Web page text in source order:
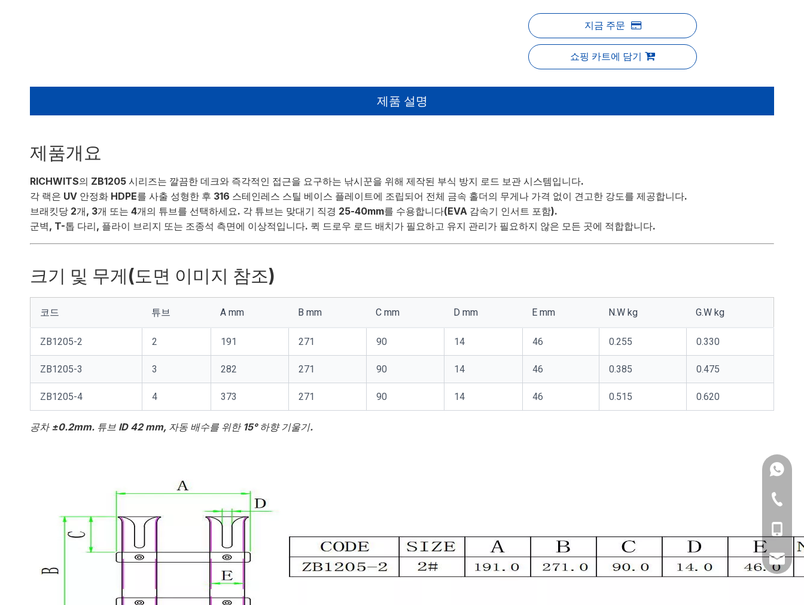
지금 주문
쇼핑 카트에 담기
제품 설명
제품개요
RICHWITS의 ZB1205 시리즈는 깔끔한 데크와 즉각적인 접근을 요구하는 낚시꾼을 위해 제작된 부식 방지 로드 보관 시스템입니다.
각 랙은 UV 안정화 HDPE를 사출 성형한 후 316 스테인레스 스틸 베이스 플레이트에 조립되어 전체 금속 홀더의 무게나 가격 없이 견고한 강도를 제공합니다.
브래킷당 2개, 3개 또는 4개의 튜브를 선택하세요. 각 튜브는 맞대기 직경 25-40mm를 수용합니다(EVA 감속기 인서트 포함).
군벽, T-톱 다리, 플라이 브리지 또는 조종석 측면에 이상적입니다. 퀵 드로우 로드 배치가 필요하고 유지 관리가 필요하지 않은 모든 곳에 적합합니다.
크기 및 무게(도면 이미지 참조)
코드 튜브 A mm B mm C mm D mm E mm N.W kg G.W kg
ZB1205-2 2 191 271 90 14 46 0.255 0.330
ZB1205-3 3 282 271 90 14 46 0.385 0.475
ZB1205-4 4 373 271 90 14 46 0.515 0.620
공차 ±0.2mm. 튜브 ID 42 mm, 자동 배수를 위한 15° 하향 기울기.
에이미:
욘베:
0543-
욘베: